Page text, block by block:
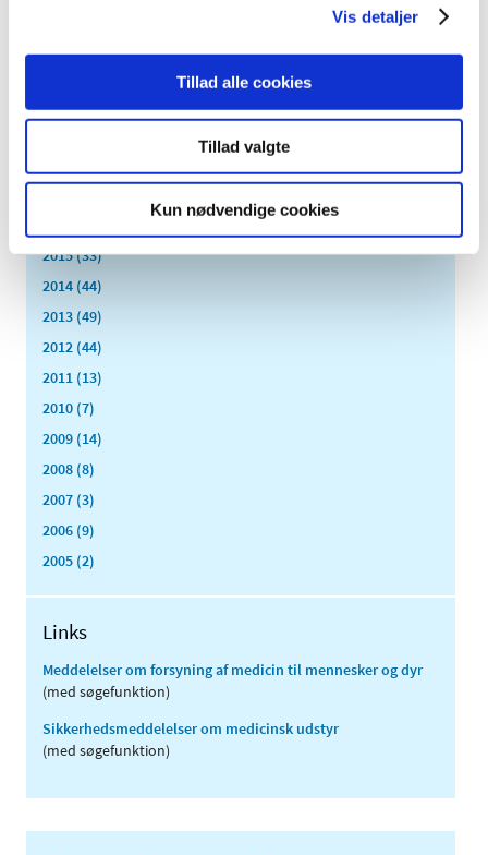
Vis detaljer
Tillad alle cookies
Tillad valgte
Kun nødvendige cookies
juli (15)
maj (10)
marts (9)
2015 (33)
2014 (44)
2013 (49)
2012 (44)
2011 (13)
2010 (7)
2009 (14)
2008 (8)
2007 (3)
2006 (9)
2005 (2)
Links
Meddelelser om forsyning af medicin til mennesker og dyr
(med søgefunktion)
Sikkerhedsmeddelelser om medicinsk udstyr
(med søgefunktion)